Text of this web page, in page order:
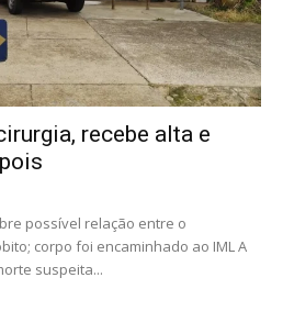
recebe alta e
possível relação entre o
corpo foi encaminhado ao IML A
suspeita...